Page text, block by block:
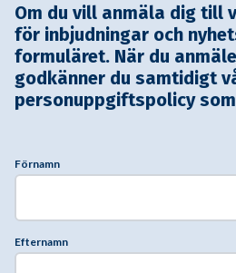
Om du vill anmäla dig till
för inbjudningar och
formuläret. När du
godkänner du samtidigt
personuppgiftspolicy
Förnamn
Efternamn